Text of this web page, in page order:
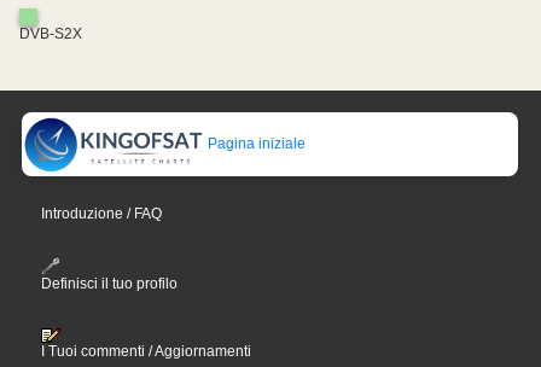
DVB-S2X
Pagina iniziale
Introduzione / FAQ
Definisci il tuo profilo
I Tuoi commenti / Aggiornamenti